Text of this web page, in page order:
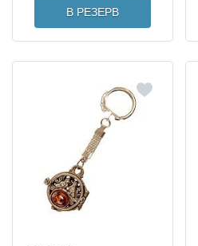
В РЕЗЕРВ